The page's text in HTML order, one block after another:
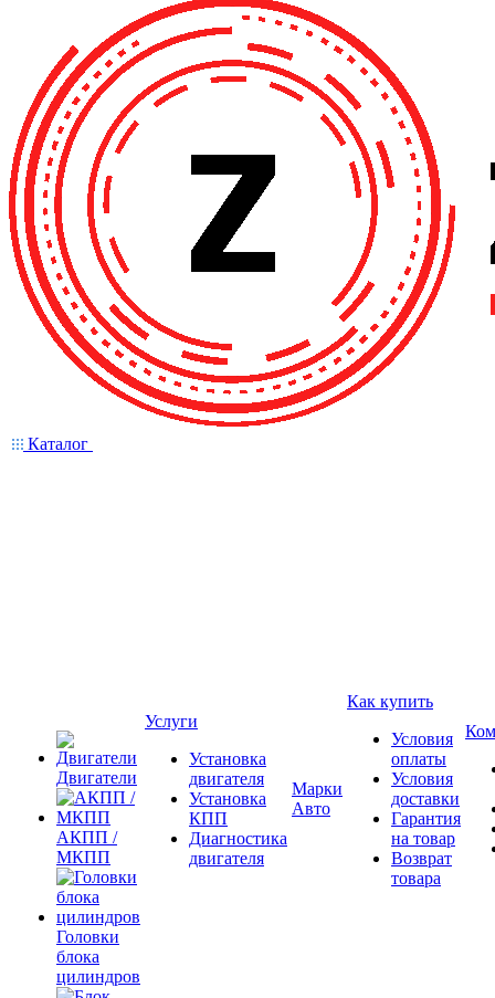
Каталог
Двигатели
АКПП /
МКПП
Головки
блока
цилиндров
Услуги
Установка
двигателя
Установка
КПП
Диагностика
двигателя
Марки
Авто
Как купить
Условия
оплаты
Условия
доставки
Гарантия
на товар
Возврат
товара